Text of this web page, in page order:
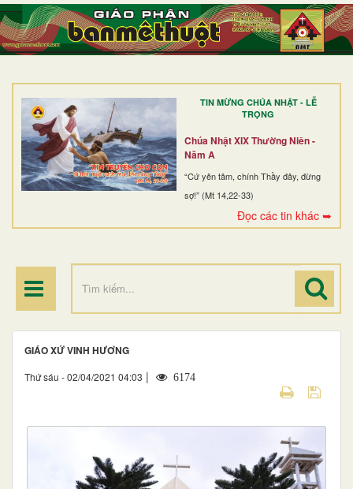
TIN MỪNG CHÚA NHẬT - LỄ
TRỌNG
Chúa Nhật XIX Thường Niên -
Năm A
“Cứ yên tâm, chính Thầy đây, đừng
sợ!” (Mt 14,22-33)
Đọc các tin khác ➥
TRANG NHẤT
GIỚI THIỆU
DÒNG TU
BAN MỤC VỤ
ĐOÀN THỂ CG
ĐIỂM HÀNH HƯƠNG
GIÁO XỨ VINH HƯƠNG
Thứ sáu - 02/04/2021 04:03 | 6174